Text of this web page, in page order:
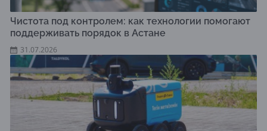
Чистота под контролем: как технологии помогают
поддерживать порядок в Астане
31.07.2026